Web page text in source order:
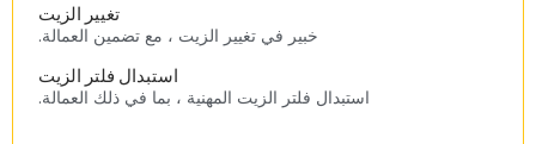
‏تغيير الزيت‏
‏خبير في تغيير الزيت ، مع تضمين العمالة.‏
‏استبدال فلتر الزيت‏
‏استبدال فلتر الزيت المهنية ، بما في ذلك العمالة.‏